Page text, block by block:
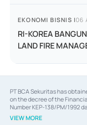
EKONOMI BISNIS |06
RI-KOREA
LAND FIRE
PT BCA Sekuritas has
on the decree of the
Number KEP-138/PM/1992
dated February 28, 2014, a
decree of the Financial
VIEW MORE